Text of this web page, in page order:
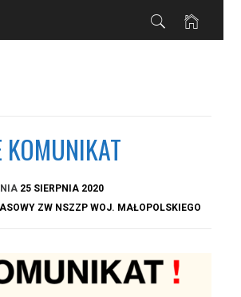
25 SIERPNIA 2020
ZW NSZZP WOJ. MAŁOPOLSKIEGO